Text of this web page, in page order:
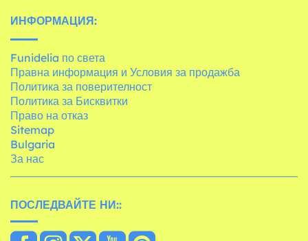
ИНФОРМАЦИЯ:
Funidelia по света
Правна информация и Условия за продажба
Политика за поверителност
Политика за Бисквитки
Право на отказ
Sitemap
Bulgaria
За нас
ПОСЛЕДВАЙТЕ НИ::